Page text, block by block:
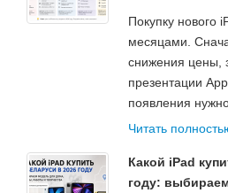
Покупку нового
месяцами.
снижения цены,
презентации
появления
Читать
Какой iPad
году: